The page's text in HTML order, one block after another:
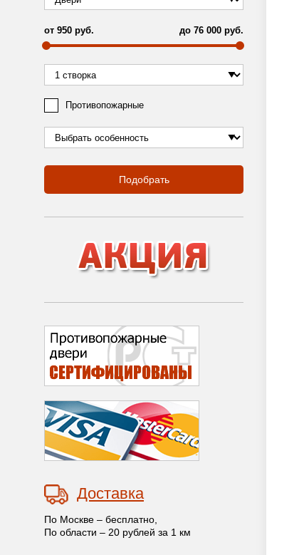
от 950 руб. до 76 000 руб.
Противопожарные
Подобрать
Доставка
По Москве – бесплатно,
По области – 20 рублей за 1 км